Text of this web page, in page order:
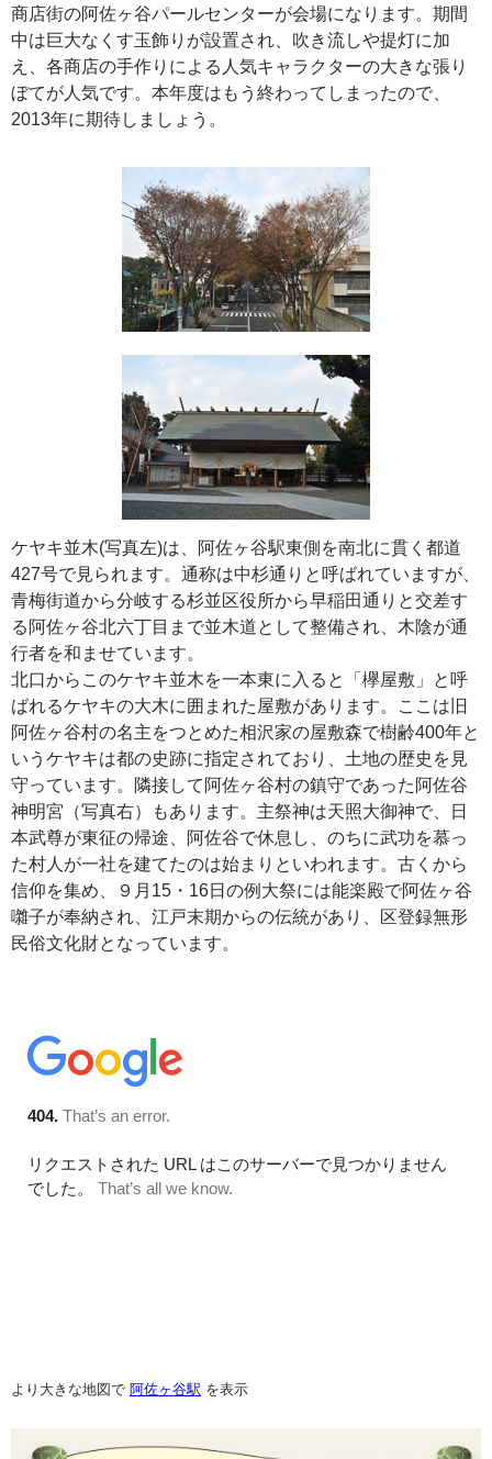
商店街の阿佐ヶ谷パールセンターが会場になります。期間
中は巨大なくす玉飾りが設置され、吹き流しや提灯に加
え、各商店の手作りによる人気キャラクターの大きな張り
ぼてが人気です。本年度はもう終わってしまったので、
2013年に期待しましょう。
ケヤキ並木(写真左)は、阿佐ヶ谷駅東側を南北に貫く都道
427号で見られます。通称は中杉通りと呼ばれていますが、
青梅街道から分岐する杉並区役所から早稲田通りと交差す
る阿佐ヶ谷北六丁目まで並木道として整備され、木陰が通
行者を和ませています。
北口からこのケヤキ並木を一本東に入ると「欅屋敷」と呼
ばれるケヤキの大木に囲まれた屋敷があります。ここは旧
阿佐ヶ谷村の名主をつとめた相沢家の屋敷森で樹齢400年と
いうケヤキは都の史跡に指定されており、土地の歴史を見
守っています。隣接して阿佐ヶ谷村の鎮守であった阿佐谷
神明宮（写真右）もあります。主祭神は天照大御神で、日
本武尊が東征の帰途、阿佐谷で休息し、のちに武功を慕っ
た村人が一社を建てたのは始まりといわれます。古くから
信仰を集め、９月15・16日の例大祭には能楽殿で阿佐ヶ谷
囃子が奉納され、江戸末期からの伝統があり、区登録無形
民俗文化財となっています。
より大きな地図で 阿佐ヶ谷駅 を表示